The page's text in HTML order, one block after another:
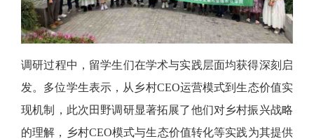
调研过程中，留学生们在学术与实践层面均获得深刻启
发。多位学生表示，从乡村CEO运营模式到生态价值实
现机制，此次田野调研显著拓展了他们对乡村振兴战略
的理解，乡村CEO模式与生态价值转化等实践为其提供